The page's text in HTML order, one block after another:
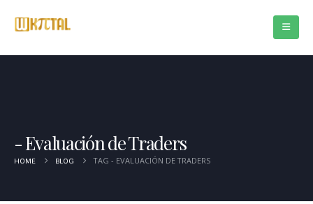
Evaluación de Traders
HOME BLOG TAG - EVALUACIÓN DE TRADERS